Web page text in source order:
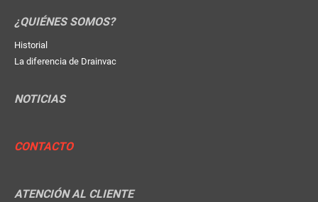
¿QUIÉNES SOMOS?
Historial
La diferencia de Drainvac
NOTICIAS
CONTACTO
ATENCIÓN AL CLIENTE